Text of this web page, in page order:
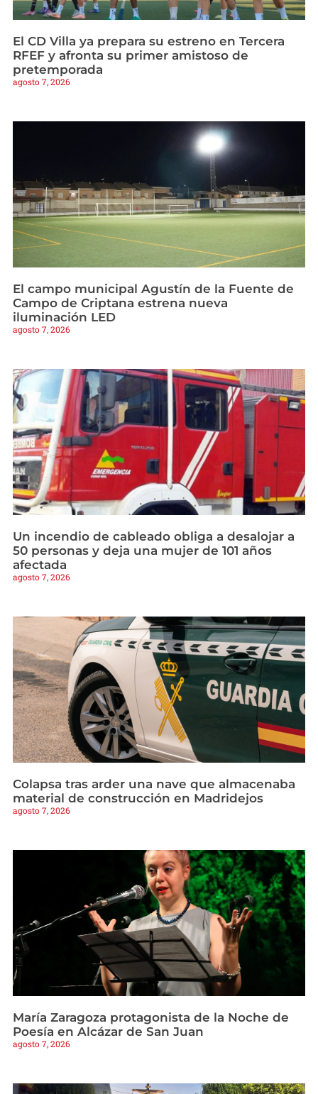
El CD Villa ya prepara su estreno en Tercera
RFEF y afronta su primer amistoso de
pretemporada
agosto 7, 2026
El campo municipal Agustín de la Fuente de
Campo de Criptana estrena nueva
iluminación LED
agosto 7, 2026
Un incendio de cableado obliga a desalojar a
50 personas y deja una mujer de 101 años
afectada
agosto 7, 2026
Colapsa tras arder una nave que almacenaba
material de construcción en Madridejos
agosto 7, 2026
María Zaragoza protagonista de la Noche de
Poesía en Alcázar de San Juan
agosto 7, 2026